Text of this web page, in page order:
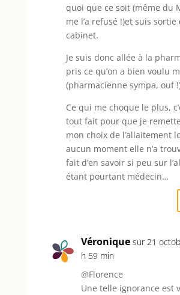
quoi que ce soit (même du
me l’a refusé !)et suis sortie
cabinet.
Je suis donc allée à la
pris ce qu’on a bien voulu
(pharmacienne sympa, ouf
Ce qui me choque le plus,
tout fait pour que je
mon choix de l’allaitement
aucun moment elle n’a
fait d’en savoir si peu sur
étant pourtant médecin…
Véronique sur 21
h 59 min
@Florence
Une telle ignorance est